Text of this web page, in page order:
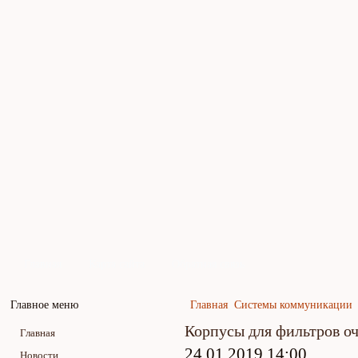
Главное меню
Главная
Новости
Главная Системы коммуникации
Корпусы для фильтров
24.01.2019 14:00